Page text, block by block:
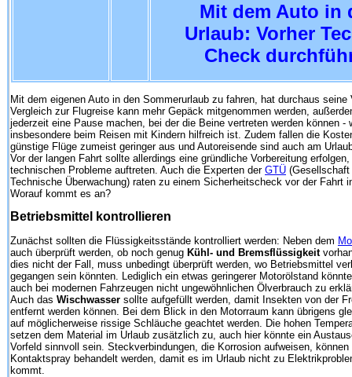
Mit dem Auto in
Urlaub: Vorher
Check
Mit dem eigenen Auto in den Sommerurlaub zu fahren, hat durchaus seine
Vergleich zur Flugreise kann mehr Gepäck mitgenommen werden,
jederzeit eine Pause machen, bei der die Beine vertreten werden können -
insbesondere beim Reisen mit Kindern hilfreich ist. Zudem fallen die
günstige Flüge zumeist geringer aus und Autoreisende sind auch am
Vor der langen Fahrt sollte allerdings eine gründliche Vorbereitung
technischen Probleme auftreten. Auch die Experten der GTÜ (Gesellschaft
Technische Überwachung) raten zu einem Sicherheitscheck vor der Fahrt
Worauf kommt es an?
Betriebsmittel kontrollieren
Zunächst sollten die Flüssigkeitsstände kontrolliert werden: Neben dem
auch überprüft werden, ob noch genug Kühl- und Bremsflüssigkeit
dies nicht der Fall, muss unbedingt überprüft werden, wo Betriebsmittel
gegangen sein könnten. Lediglich ein etwas geringerer Motorölstand
auch bei modernen Fahrzeugen nicht ungewöhnlichen Ölverbrauch zu
Auch das Wischwasser sollte aufgefüllt werden, damit Insekten von der
entfernt werden können. Bei dem Blick in den Motorraum kann übrigens
auf möglicherweise rissige Schläuche geachtet werden. Die hohen
setzen dem Material im Urlaub zusätzlich zu, auch hier könnte ein
Vorfeld sinnvoll sein. Steckverbindungen, die Korrosion aufweisen, können
Kontaktspray behandelt werden, damit es im Urlaub nicht zu
kommt.